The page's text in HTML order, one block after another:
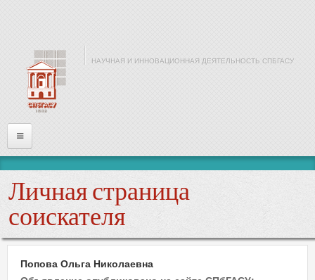
НАУЧНАЯ И ИННОВАЦИОННАЯ ДЕЯТЕЛЬНОСТЬ СПБГАСУ
Информация
Войти
Имя или почта *
Личная страница
соискателя
Попова Ольга Николаевна